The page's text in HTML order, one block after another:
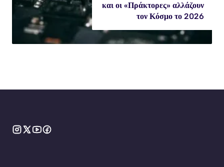
και οι «Πράκτορες» αλλάζουν
τον Κόσμο το 2026